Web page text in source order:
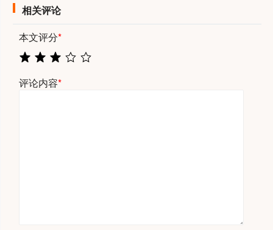
相关评论
本文评分*
评论内容*